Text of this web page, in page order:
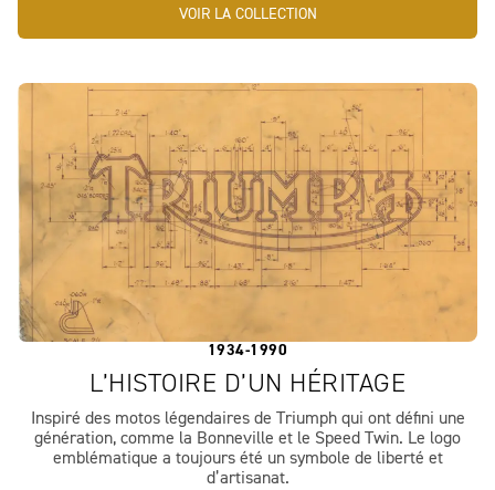
VOIR LA COLLECTION
1934-1990
L’HISTOIRE D’UN HÉRITAGE
Inspiré des motos légendaires de Triumph qui ont défini une
génération, comme la Bonneville et le Speed Twin. Le logo
emblématique a toujours été un symbole de liberté et
d’artisanat.